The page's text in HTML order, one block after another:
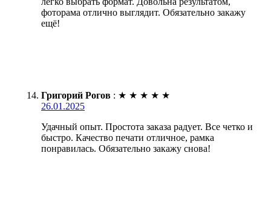
фоторама отлично выглядит. Обязательно закажу
ещё!
Григорий Рогов : ★ ★ ★ ★ ★
26.01.2025
Удачный опыт. Простота заказа радует. Все четко и
быстро. Качество печати отличное, рамка
понравилась. Обязательно закажу снова!